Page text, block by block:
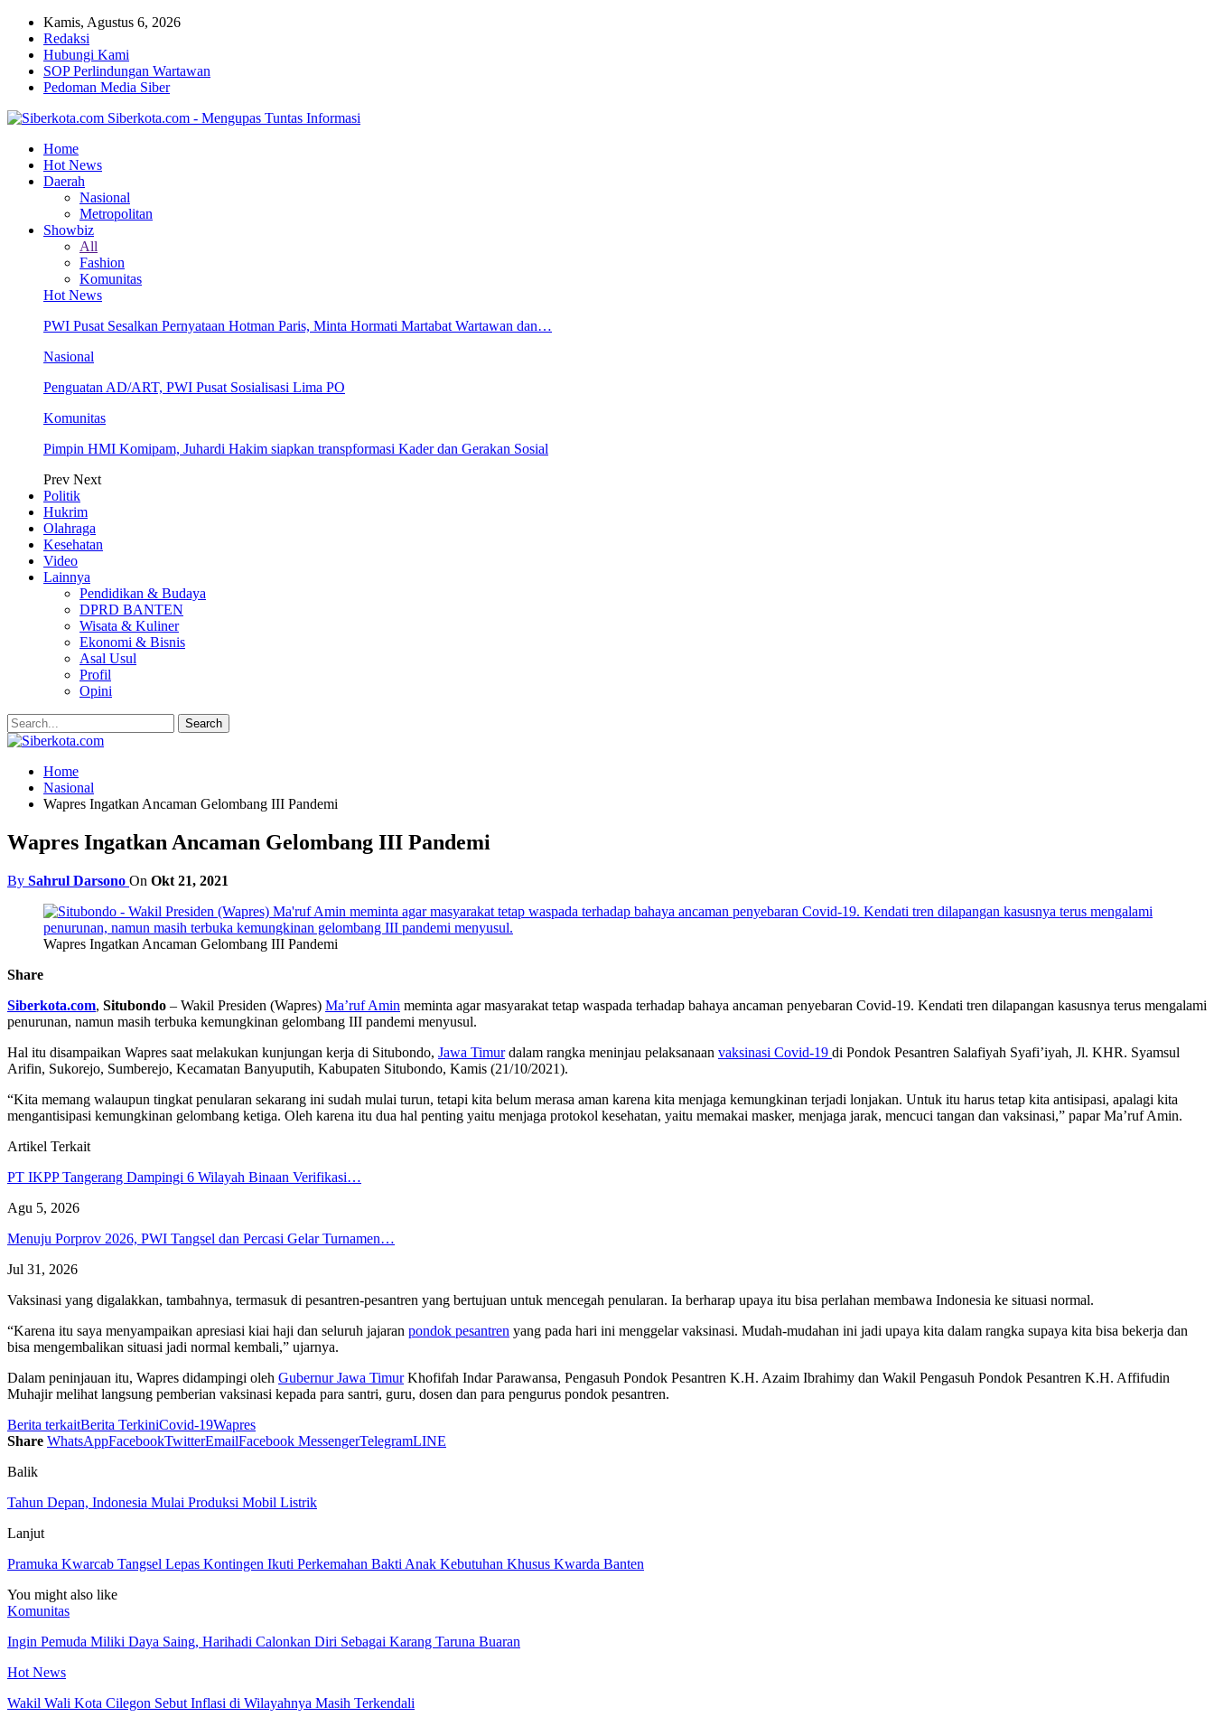
Kamis, Agustus 6, 2026
Redaksi
Hubungi Kami
SOP Perlindungan Wartawan
Pedoman Media Siber
Siberkota.com - Mengupas Tuntas Informasi
Home
Hot News
Daerah
Nasional
Metropolitan
Showbiz
All
Fashion
Komunitas
Hot News
PWI Pusat Sesalkan Pernyataan Hotman Paris, Minta Hormati Martabat Wartawan dan…
Nasional
Penguatan AD/ART, PWI Pusat Sosialisasi Lima PO
Komunitas
Pimpin HMI Komipam, Juhardi Hakim siapkan transpformasi Kader dan Gerakan Sosial
Prev Next
Politik
Hukrim
Olahraga
Kesehatan
Video
Lainnya
Pendidikan & Budaya
DPRD BANTEN
Wisata & Kuliner
Ekonomi & Bisnis
Asal Usul
Profil
Opini
Home
Nasional
Wapres Ingatkan Ancaman Gelombang III Pandemi
Wapres Ingatkan Ancaman Gelombang III Pandemi
By Sahrul Darsono On Okt 21, 2021
Wapres Ingatkan Ancaman Gelombang III Pandemi
Share
Siberkota.com, Situbondo – Wakil Presiden (Wapres) Ma’ruf Amin meminta agar masyarakat tetap waspada terhadap bahaya ancaman penyebaran Covid-19. Kendati tren dilapangan kasusnya terus mengalami
penurunan, namun masih terbuka kemungkinan gelombang III pandemi menyusul.
Hal itu disampaikan Wapres saat melakukan kunjungan kerja di Situbondo, Jawa Timurdalam rangka meninjau pelaksanaan vaksinasi Covid-19 di Pondok Pesantren Salafiyah Syafi’iyah, Jl. KHR. Syamsul
Arifin, Sukorejo, Sumberejo, Kecamatan Banyuputih, Kabupaten Situbondo, Kamis (21/10/2021).
“Kita memang walaupun tingkat penularan sekarang ini sudah mulai turun, tetapi kita belum merasa aman karena kita menjaga kemungkinan terjadi lonjakan. Untuk itu harus tetap kita antisipasi, apalagi kita
mengantisipasi kemungkinan gelombang ketiga. Oleh karena itu dua hal penting yaitu menjaga protokol kesehatan, yaitu memakai masker, menjaga jarak, mencuci tangan dan vaksinasi,” papar Ma’ruf Amin.
Artikel Terkait
PT IKPP Tangerang Dampingi 6 Wilayah Binaan Verifikasi…
Agu 5, 2026
Menuju Porprov 2026, PWI Tangsel dan Percasi Gelar Turnamen…
Jul 31, 2026
Vaksinasi yang digalakkan, tambahnya, termasuk di pesantren-pesantren yang bertujuan untuk mencegah penularan. Ia berharap upaya itu bisa perlahan membawa Indonesia ke situasi normal.
“Karena itu saya menyampaikan apresiasi kiai haji dan seluruh jajaran pondok pesantren yang pada hari ini menggelar vaksinasi. Mudah-mudahan ini jadi upaya kita dalam rangka supaya kita bisa bekerja dan
bisa mengembalikan situasi jadi normal kembali,” ujarnya.
Dalam peninjauan itu, Wapres didampingi oleh Gubernur Jawa TimurKhofifah Indar Parawansa, Pengasuh Pondok Pesantren K.H. Azaim Ibrahimy dan Wakil Pengasuh Pondok Pesantren K.H. Affifudin
Muhajir melihat langsung pemberian vaksinasi kepada para santri, guru, dosen dan para pengurus pondok pesantren.
Berita terkaitBerita TerkiniCovid-19Wapres
Share WhatsAppFacebookTwitterEmailFacebook MessengerTelegramLINE
Balik
Tahun Depan, Indonesia Mulai Produksi Mobil Listrik
Lanjut
Pramuka Kwarcab Tangsel Lepas Kontingen Ikuti Perkemahan Bakti Anak Kebutuhan Khusus Kwarda Banten
You might also like
Komunitas
Ingin Pemuda Miliki Daya Saing, Harihadi Calonkan Diri Sebagai Karang Taruna Buaran
Hot News
Wakil Wali Kota Cilegon Sebut Inflasi di Wilayahnya Masih Terkendali